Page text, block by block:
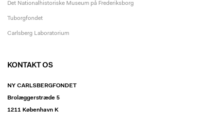
Det Nationalhistoriske Museum på Frederiksborg
Tuborgfondet
Carlsberg Laboratorium
KONTAKT OS
NY CARLSBERGFONDET
Brolæggerstræde 5
1211 København K